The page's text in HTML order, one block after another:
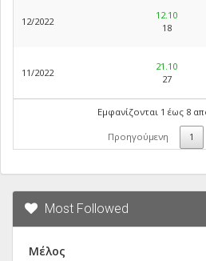
12/2022
12.10
18
11/2022
21.10
27
Εμφανίζονται 1 έως 8
Προηγούμενη 1
Most Followed
Μέλος